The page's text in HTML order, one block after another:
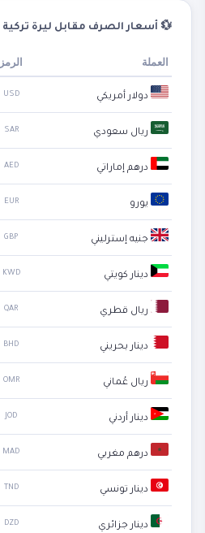
💱 أسعار الصرف مقابل ليرة تركية
العملة الرمز
دولار أمريكي USD
ريال سعودي SAR
درهم إماراتي AED
يورو EUR
جنيه إسترليني GBP
دينار كويتي KWD
ريال قطري QAR
دينار بحريني BHD
ريال عُماني OMR
دينار أردني JOD
درهم مغربي MAD
دينار تونسي TND
دينار جزائري DZD